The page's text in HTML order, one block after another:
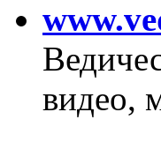
видео,